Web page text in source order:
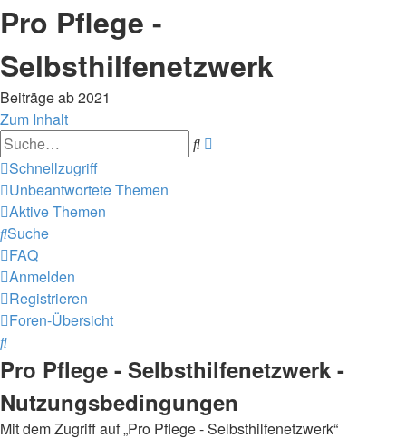
Pro Pflege -
Selbsthilfenetzwerk
Beiträge ab 2021
Zum Inhalt
Suche
Schnellzugriff
Unbeantwortete Themen
Aktive Themen
Suche
FAQ
Anmelden
Registrieren
Foren-Übersicht
Suche
Pro Pflege - Selbsthilfenetzwerk -
Nutzungsbedingungen
Mit dem Zugriff auf „Pro Pflege - Selbsthilfenetzwerk“